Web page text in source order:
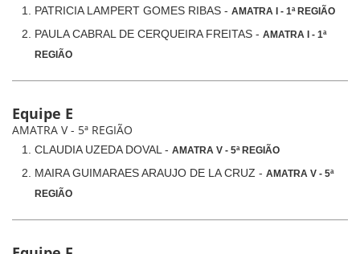
PATRICIA LAMPERT GOMES RIBAS - AMATRA I - 1ª REGIÃO
PAULA CABRAL DE CERQUEIRA FREITAS - AMATRA I - 1ª
REGIÃO
Equipe E
AMATRA V - 5ª REGIÃO
CLAUDIA UZEDA DOVAL - AMATRA V - 5ª REGIÃO
MAIRA GUIMARAES ARAUJO DE LA CRUZ - AMATRA V - 5ª
REGIÃO